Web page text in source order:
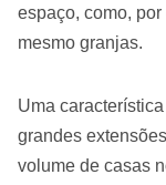
espaço, como,
mesmo granjas.
Uma
grandes
volume de casas